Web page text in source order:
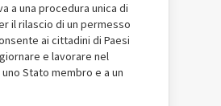
a una procedura unica di
il rilascio di un permesso
ai cittadini di Paesi
e lavorare nel
Stato membro e a un